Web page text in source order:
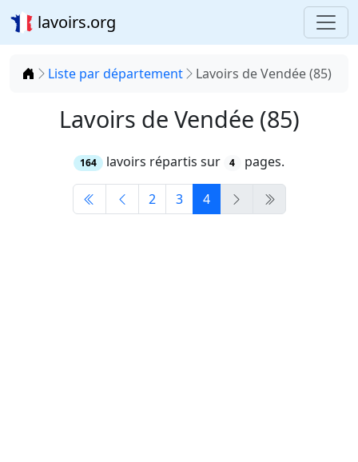
lavoirs.org
Accueil
Liste par département Lavoirs de Vendée (85)
Lavoirs de Vendée (85)
164 lavoirs répartis sur 4 pages.
2 3 4